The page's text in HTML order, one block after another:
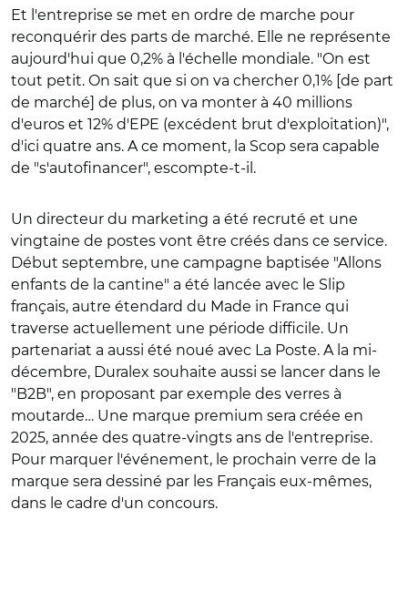
Et l'entreprise se met en ordre de marche pour
reconquérir des parts de marché. Elle ne représente
aujourd'hui que 0,2% à l'échelle mondiale. "On est
tout petit. On sait que si on va chercher 0,1% [de part
de marché] de plus, on va monter à 40 millions
d'euros et 12% d'EPE (excédent brut d'exploitation)",
d'ici quatre ans. A ce moment, la Scop sera capable
de "s'autofinancer", escompte-t-il.
Un directeur du marketing a été recruté et une
vingtaine de postes vont être créés dans ce service.
Début septembre, une campagne baptisée "Allons
enfants de la cantine" a été lancée avec le Slip
français, autre étendard du Made in France qui
traverse actuellement une période difficile. Un
partenariat a aussi été noué avec La Poste. A la mi-
décembre, Duralex souhaite aussi se lancer dans le
"B2B", en proposant par exemple des verres à
moutarde… Une marque premium sera créée en
2025, année des quatre-vingts ans de l'entreprise.
Pour marquer l'événement, le prochain verre de la
marque sera dessiné par les Français eux-mêmes,
dans le cadre d'un concours.